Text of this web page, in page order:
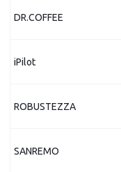
DR.COFFEE
iPilot
ROBUSTEZZA
SANREMO